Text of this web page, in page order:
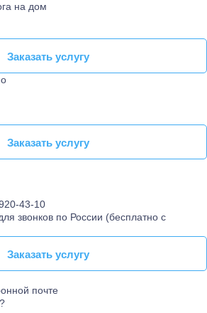
на дом
Заказать услугу
Заказать услугу
Заказать услугу
Заказать услугу
43-10
звонков по России (бесплатно с
Заказать услугу
Заказать услугу
почте